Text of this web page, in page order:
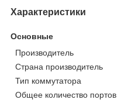
Характеристики
Основные
Производитель
Страна производитель
Тип коммутатора
Общее количество портов